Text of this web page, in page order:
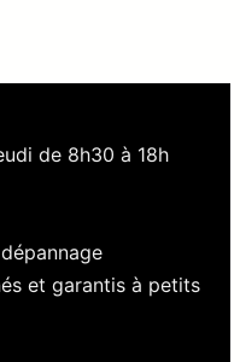
de 8h30 à 18h
et garantis à petits